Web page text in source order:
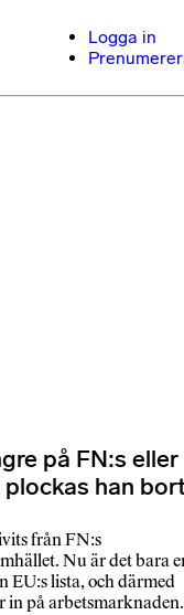
Logga in
på FN:s eller
han
från FN:s
Nu är det bara
EU:s lista, och därmed
in på arbetsmarknaden.